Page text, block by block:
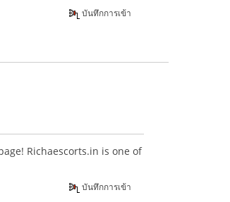
บันทึกการเข้า
Richaescorts.in is one of
บันทึกการเข้า